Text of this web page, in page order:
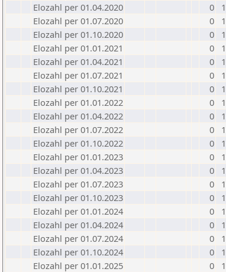
Elozahl per 01.04.2020
0
Elozahl per 01.07.2020
0
Elozahl per 01.10.2020
0
Elozahl per 01.01.2021
0
Elozahl per 01.04.2021
0
Elozahl per 01.07.2021
0
Elozahl per 01.10.2021
0
Elozahl per 01.01.2022
0
Elozahl per 01.04.2022
0
Elozahl per 01.07.2022
0
Elozahl per 01.10.2022
0
Elozahl per 01.01.2023
0
Elozahl per 01.04.2023
0
Elozahl per 01.07.2023
0
Elozahl per 01.10.2023
0
Elozahl per 01.01.2024
0
Elozahl per 01.04.2024
0
Elozahl per 01.07.2024
0
Elozahl per 01.10.2024
0
Elozahl per 01.01.2025
0